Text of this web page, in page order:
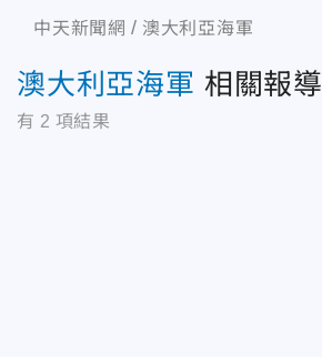
中天新聞網 澳大利亞海軍
澳大利亞海軍 相關報導
有 2 項結果